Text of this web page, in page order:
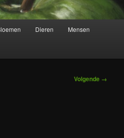
Dieren Mensen
Volgende →